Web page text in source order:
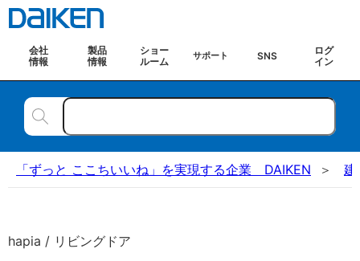
会社
情報
製品
情報
ショー
ルーム
サポート SNS
ログ
イン
「ずっと ここちいいね」を実現する企業 DAIKEN 建
hapia / リビングドア